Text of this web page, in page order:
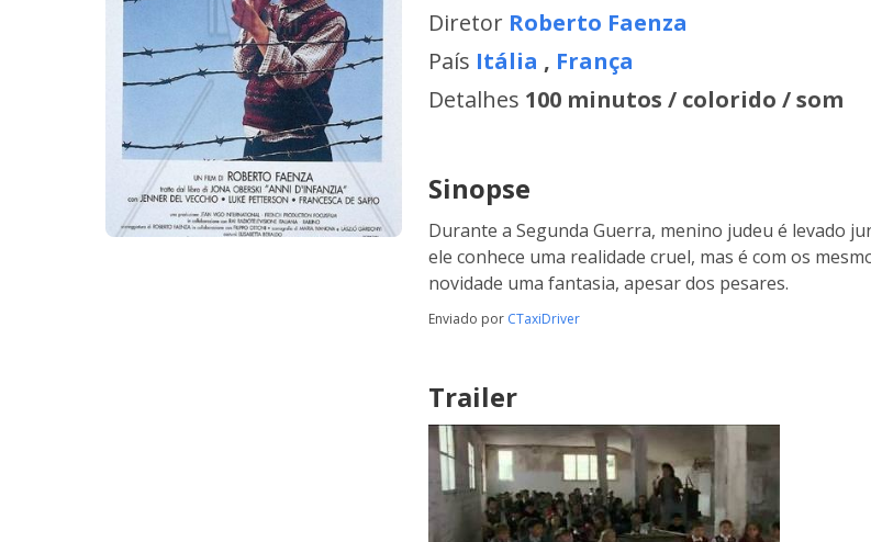
Diretor Roberto Faenza
País Itália , França
Detalhes 100 minutos / colorido / som
Sinopse
Durante a Segunda Guerra, menino judeu é levado
ele conhece uma realidade cruel, mas é com os
novidade uma fantasia, apesar dos pesares.
Enviado por CTaxiDriver
Trailer